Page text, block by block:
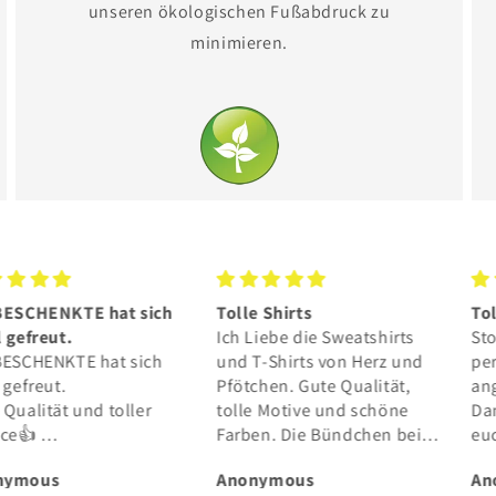
unseren ökologischen Fußabdruck zu
minimieren.
Shirts
die Sweatshirts
T-Shirts von Herz und
Gute Qualität,
Motive und schöne
Die Bündchen bei
sein. Bestelle immer
Toller Hoodie
Stoff hervorragend ❤️ passt
perfekt und ist super
angenehm ☀️ wirklich mega!
Danke an euch und dass ihr
euch für die Tiere einsetzt
Anonymous